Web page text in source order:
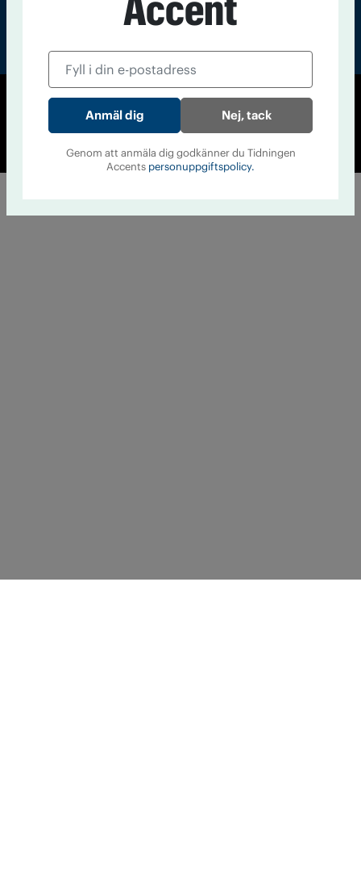
© Tidningen Accent 2026
Cookiepolicy
Personuppgiftspolicy
Nej, tack
Genom att anmäla dig godkänner du Tidningen
Accents personuppgiftspolicy.